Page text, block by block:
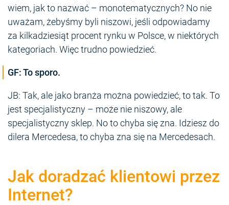
wiem, jak to nazwać – monotematycznych? No nie
uważam, żebyśmy byli niszowi, jeśli odpowiadamy
za kilkadziesiąt procent rynku w Polsce, w niektórych
kategoriach. Więc trudno powiedzieć.
GF: To sporo.
JB: Tak, ale jako branża można powiedzieć, to tak. To
jest specjalistyczny – może nie niszowy, ale
specjalistyczny sklep. No to chyba się zna. Idziesz do
dilera Mercedesa, to chyba zna się na Mercedesach.
Jak doradzać klientowi przez
Internet?